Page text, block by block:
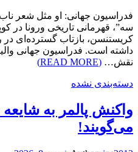
فدراسیون جهانی: او مثل شعر
سه”، قهرمانی تاریخی ورونا در
کریستنسن، بازتاب گسترده‌ای در
نقش… (READ MORE)
دسته‌بندی نشده
واکنش پالمر به
می‌گویند!